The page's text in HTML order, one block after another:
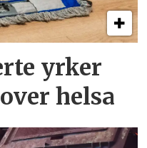
yrker
helsa